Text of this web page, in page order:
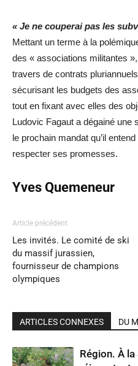
« Je ne couperai pas les
Mettant un terme à la
des « associations militantes
travers de contrats
sécurisant les budgets des
tout en fixant avec elles des
Ludovic Fagaut a dégainé une
le prochain mandat qu’il
respecter ses promesses.
Yves Quemeneur
Article précédent
Les invités. Le comité de ski
du massif jurassien,
fournisseur de champions
olympiques
ARTICLES CONNEXES DU
Région. À